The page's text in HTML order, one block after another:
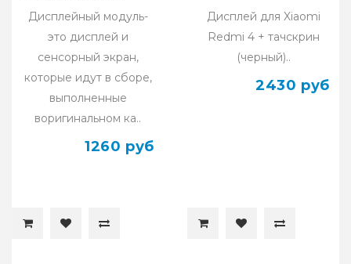
оригинал
Дисплейный модуль-
это дисплей и
сенсорный экран,
которые идут в сборе,
выполненные
воригинальном ка..
1260 руб
Дисплей для Xiaomi
Redmi 4 + тачскрин
(черный)..
2430 руб